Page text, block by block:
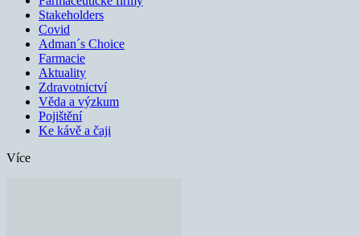
Stakeholders
Covid
Adman´s Choice
Farmacie
Aktuality
Zdravotnictví
Věda a výzkum
Pojištění
Ke kávě a čaji
Více